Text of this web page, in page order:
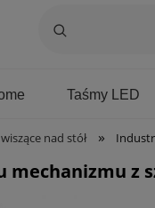
Taśmy LED
nad stół »
z